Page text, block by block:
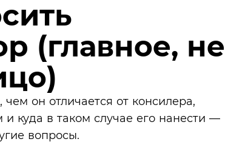
(главное, не
он отличается от консилера,
куда в таком случае его нанести —
вопросы.